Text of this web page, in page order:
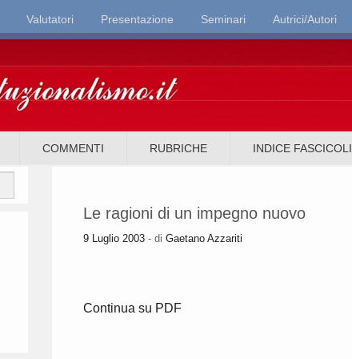
Valutatori Presentazione Seminari Autrici/Autori
COMMENTI RUBRICHE INDICE FASCICOLI
Le ragioni di un impegno nuovo
9 Luglio 2003 - di Gaetano Azzariti
Continua su PDF